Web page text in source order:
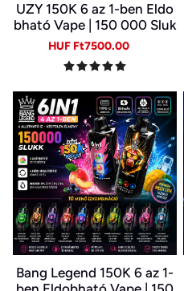
UZY 150K 6 az 1-ben Eldo
bható Vape | 150 000 Sluk
k | 10 Ízkombináció | LED K
ijelző | Type-C Újratölthet
ő E-cigi
Sale
HUF Ft7500.00
Bang Legend 150K 6 az 1-